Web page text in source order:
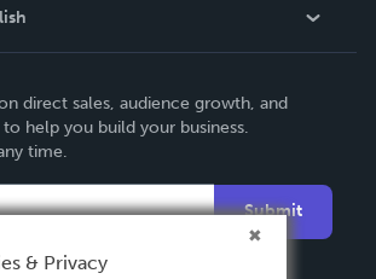
direct sales, audience growth, and
help you build your business.
time.
Submit
& Privacy